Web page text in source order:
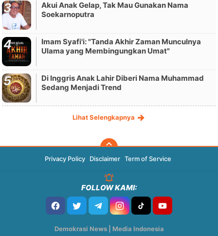
Akui Anak Gelap, Tak Mau Gunakan Nama
Soekarnoputra
Imam Syafi'i: "Tanda Akhir Zaman Munculnya
Ulama yang Membingungkan Umat"
Di Inggris Anak Lahir Diberi Nama Muhammad
Sedang Menjadi Trend
Lihat Selengkapnya
Privacy Policy Disclaimer Term of Service
FOLLOW KAMI:
Demokrasi News | Media Indonesia